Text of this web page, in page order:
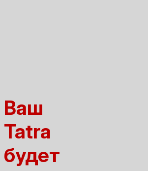
Ваш
Tatra
будет